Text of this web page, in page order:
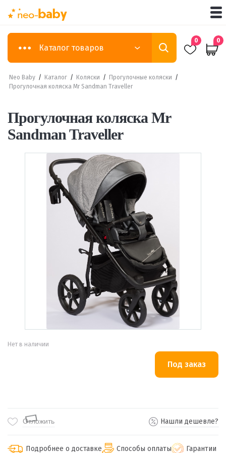
Каталог товаров
0 0
Neo Baby / Каталог / Коляски / Прогулочные коляски /
Прогулочная коляска Mr Sandman Traveller
Прогулочная коляска Mr
Sandman Traveller
Нет в наличии
Отложить Нашли дешевле?
Подробнее о доставке Способы оплаты Гарантии